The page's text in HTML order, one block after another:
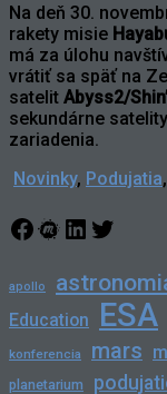
Na deň 30.
rakety misie
má za úlohu
vrátiť sa späť na
satelit Abyss2/
sekundárne
zariadenia.
Novinky, Podujatia,
Facebook
Meetup
LinkedIn
Twitter
apollo
Education ESA
konferencia mars
planetarium